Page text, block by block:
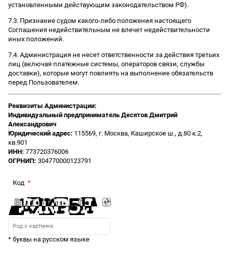
установленными действующим законодательством РФ).
7.3. Признание судом какого-либо положения настоящего
Соглашения недействительным не влечет недействительности
иных положений.
7.4. Администрация не несет ответственности за действия третьих
лиц (включая платежные системы, операторов связи, службы
доставки), которые могут повлиять на выполнение обязательств
перед Пользователем.
Реквизиты Администрации:
Индивидуальный предприниматель Десятов Дмитрий
Александрович
Юридический адрес: 115569, г. Москва, Каширское ш., д.80 к.2,
кв.901
ИНН: 773720376006
ОГРНИП: 304770000123791
Код
* буквы на русском языке